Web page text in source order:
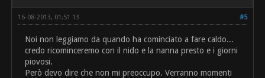
#5
16-08-2013, 01:51 13
Noi non leggiamo da quando ha cominciato a fare caldo...
credo ricominceremo con il nido e la nanna presto e i giorni
piovosi.
Però devo dire che non mi preoccupo. Verranno momenti